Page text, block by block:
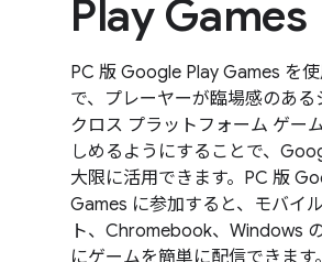
Play Games
PC 版 Google Play Games を
で、プレーヤーが臨場感のある
クロス プラットフォーム ゲー
しめるようにすることで、
大限に活用できます。PC 版
Games に参加すると、モバイ
ト、Chromebook、Windows
にゲームを簡単に配信できます。